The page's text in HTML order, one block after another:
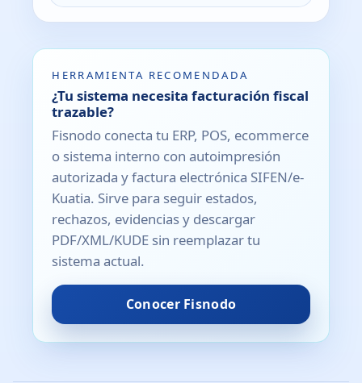
HERRAMIENTA RECOMENDADA
¿Tu sistema necesita facturación fiscal
trazable?
Fisnodo conecta tu ERP, POS, ecommerce
o sistema interno con autoimpresión
autorizada y factura electrónica SIFEN/e-
Kuatia. Sirve para seguir estados,
rechazos, evidencias y descargar
PDF/XML/KUDE sin reemplazar tu
sistema actual.
Conocer Fisnodo